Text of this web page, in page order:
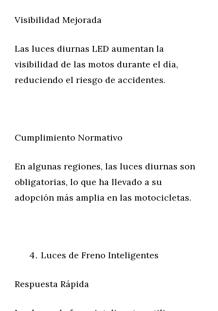
Visibilidad Mejorada
Las luces diurnas LED aumentan la
visibilidad de las motos durante el día,
reduciendo el riesgo de accidentes.
Cumplimiento Normativo
En algunas regiones, las luces diurnas son
obligatorias, lo que ha llevado a su
adopción más amplia en las motocicletas.
Luces de Freno Inteligentes
Respuesta Rápida